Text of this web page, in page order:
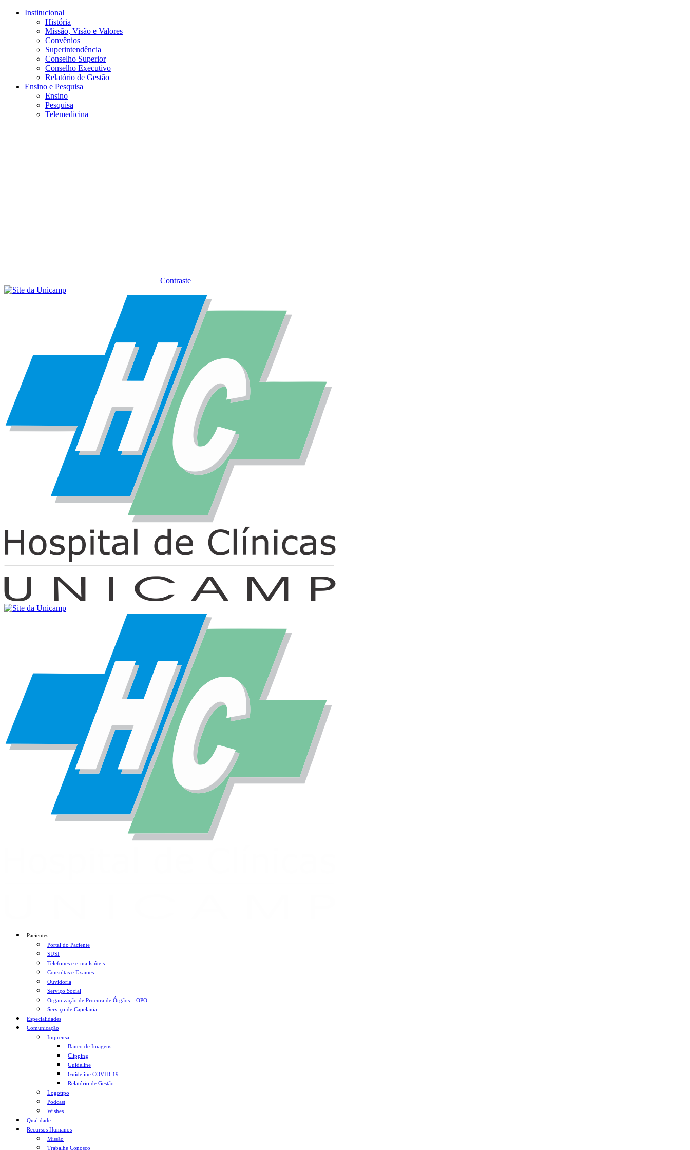
Conteúdo principal
Institucional
História
Missão, Visão e Valores
Convênios
Superintendência
Conselho Superior
Conselho Executivo
Relatório de Gestão
Ensino e Pesquisa
Ensino
Pesquisa
Telemedicina
Contraste
Pacientes
Portal do Paciente
SUSI
Telefones e e-mails úteis
Consultas e Exames
Ouvidoria
Serviço Social
Organização de Procura de Órgãos – OPO
Serviço de Capelania
Especialidades
Comunicação
Imprensa
Banco de Imagens
Clipping
Guideline
Guideline COVID-19
Relatório de Gestão
Logotipo
Podcast
Wishes
Qualidade
Recursos Humanos
Missão
Trabalhe Conosco